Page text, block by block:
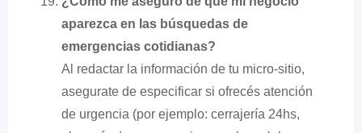
aparezca en las búsquedas de
emergencias cotidianas?
Al redactar la información de tu micro-sitio,
asegurate de especificar si ofrecés atención
de urgencia (por ejemplo: cerrajería 24hs,